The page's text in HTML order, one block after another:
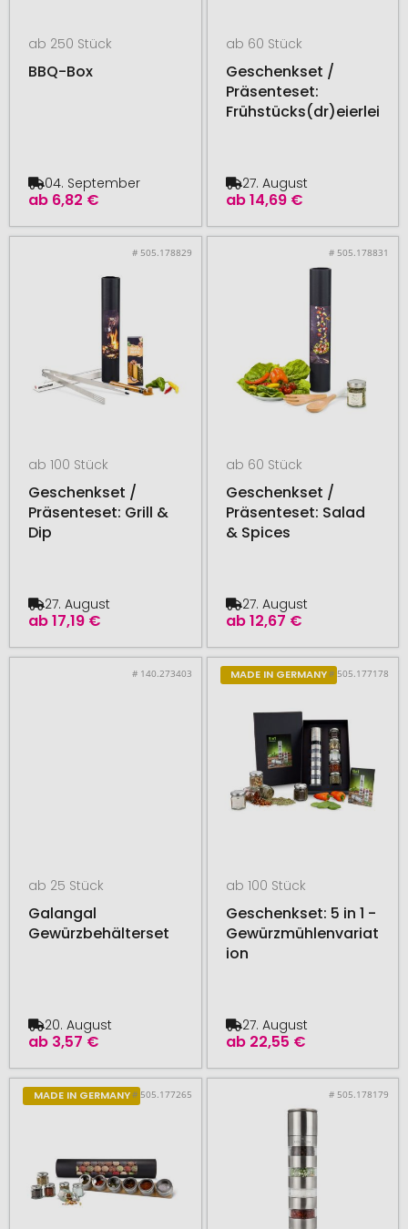
ab 250 Stück
BBQ-Box
ab 6,82 €
04. September
ab 60 Stück
Geschenkset /
Präsenteset:
Frühstücks(dr)eierlei
ab14,69 €
27. August
# 505.178829
ab 100 Stück
Geschenkset /
Präsenteset: Grill &
Dip
ab17,19 €
27. August
# 505.178831
ab 60 Stück
Geschenkset /
Präsenteset: Salad
& Spices
ab12,67 €
27. August
# 140.273403
ab 25 Stück
Galangal
Gewürzbehälterset
ab 3,57 €
20. August
MADE IN GERMANY# 505.177178
ab 100 Stück
Geschenkset: 5 in 1 -
Gewürzmühlenvariat
ion
ab 22,55 €
27. August
MADE IN GERMANY# 505.177265 # 505.178179